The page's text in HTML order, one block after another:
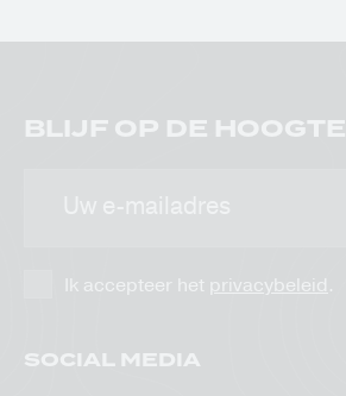
BLIJF OP DE HOOGTE
Ik accepteer het privacybeleid.
SOCIAL MEDIA